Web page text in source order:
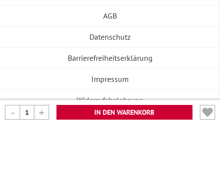
IN DEN WARENKORB
AGB
Datenschutz
Barrierefreiheitserklärung
Impressum
Widerrufsbelehrung
Vertrag widerrufen